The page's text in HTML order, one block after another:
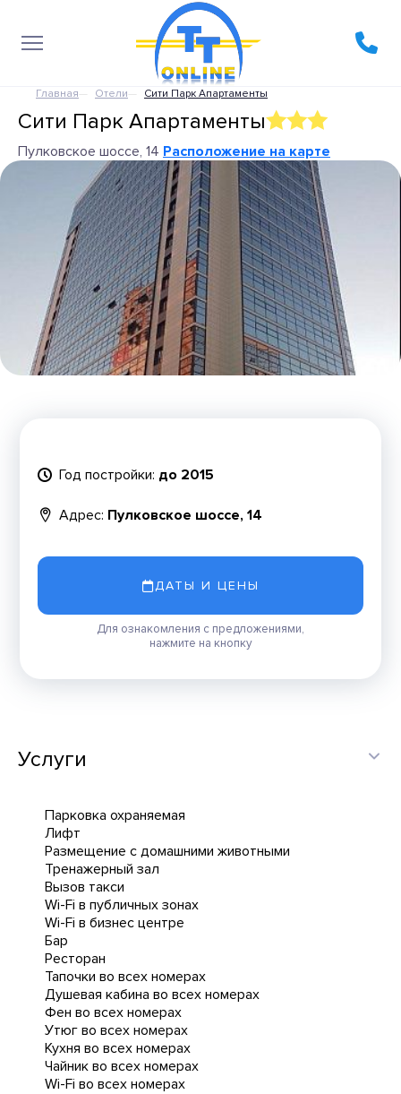
Главная Отели Сити Парк Апартаменты
Сити Парк Апартаменты
Пулковское шоссе, 14 Расположение на карте
Год постройки: до 2015
Адрес: Пулковское шоссе, 14
ДАТЫ И ЦЕНЫ
Для ознакомления с предложениями,
нажмите на кнопку
Услуги
Парковка охраняемая
Лифт
Размещение с домашними животными
Тренажерный зал
Вызов такси
Wi-Fi в публичных зонах
Wi-Fi в бизнес центре
Бар
Ресторан
Тапочки во всех номерах
Душевая кабина во всех номерах
Фен во всех номерах
Утюг во всех номерах
Кухня во всех номерах
Чайник во всех номерах
Wi-Fi во всех номерах